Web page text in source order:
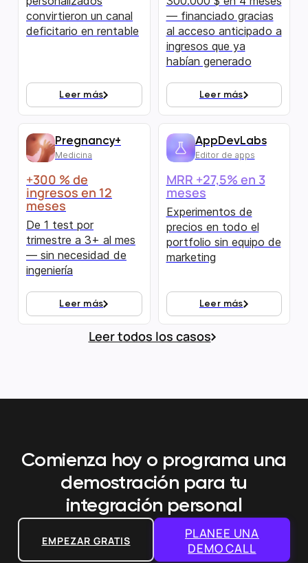
convirtieron un canal
deficitario en rentable
Leer más
— financiado gracias
al acceso anticipado a
ingresos que ya
habían generado
Leer más
Pregnancy+
Medicina
+300 % de
ingresos en 12
meses
De 1 test por
trimestre a 3+ al mes
— sin necesidad de
ingeniería
Leer más
AppDevLabs
Editor de apps
MRR +27,5% en 3
meses
Experimentos de
precios en todo el
portfolio sin equipo de
marketing
Leer más
Leer todos los casos
Comienza hoy o programa una
demostración para tu
integración personal
EMPEZAR GRATIS
PLANEE UNA
DEMO CALL